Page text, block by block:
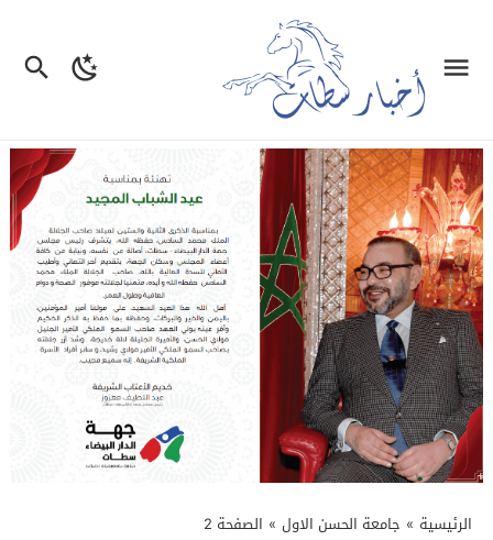
الرئيسية » جامعة الحسن الاول » الصفحة 2